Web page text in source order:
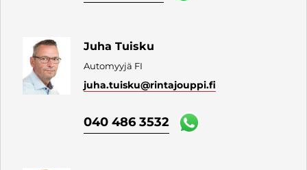
Juha Tuisku
Automyyjä FI
juha.tuisku@rintajouppi.fi
040 486 3532